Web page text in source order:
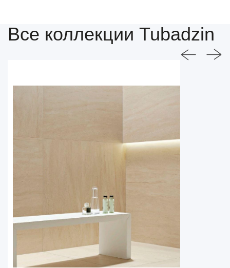
Все коллекции Tubadzin